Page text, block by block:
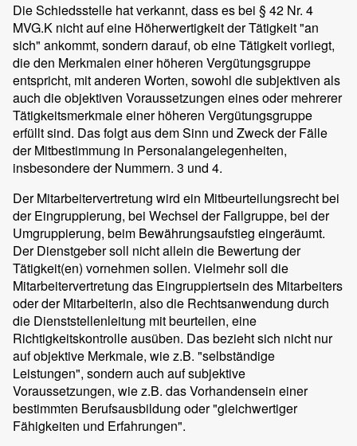
Die Schiedsstelle hat verkannt, dass es bei § 42 Nr. 4
MVG.K nicht auf eine Höherwertigkeit der Tätigkeit "an
sich" ankommt, sondern darauf, ob eine Tätigkeit vorliegt,
die den Merkmalen einer höheren Vergütungsgruppe
entspricht, mit anderen Worten, sowohl die subjektiven als
auch die objektiven Voraussetzungen eines oder mehrerer
Tätigkeitsmerkmale einer höheren Vergütungsgruppe
erfüllt sind. Das folgt aus dem Sinn und Zweck der Fälle
der Mitbestimmung in Personalangelegenheiten,
insbesondere der Nummern. 3 und 4.
Der Mitarbeitervertretung wird ein Mitbeurteilungsrecht bei
der Eingruppierung, bei Wechsel der Fallgruppe, bei der
Umgruppierung, beim Bewährungsaufstieg eingeräumt.
Der Dienstgeber soll nicht allein die Bewertung der
Tätigkeit(en) vornehmen sollen. Vielmehr soll die
Mitarbeitervertretung das Eingruppiertsein des Mitarbeiters
oder der Mitarbeiterin, also die Rechtsanwendung durch
die Dienststellenleitung mit beurteilen, eine
Richtigkeitskontrolle ausüben. Das bezieht sich nicht nur
auf objektive Merkmale, wie z.B. "selbständige
Leistungen", sondern auch auf subjektive
Voraussetzungen, wie z.B. das Vorhandensein einer
bestimmten Berufsausbildung oder "gleichwertiger
Fähigkeiten und Erfahrungen".